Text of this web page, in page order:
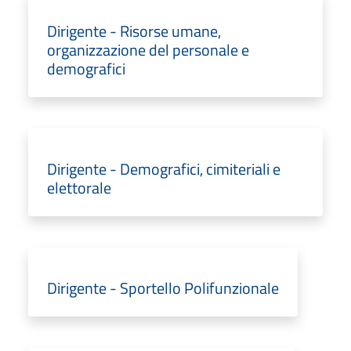
Dirigente - Risorse umane,
organizzazione del personale e
demografici
Dirigente - Demografici, cimiteriali e
elettorale
Dirigente - Sportello Polifunzionale